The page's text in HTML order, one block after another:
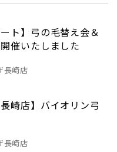
ト】弓の毛替え会＆
催いたしました
長崎店
崎店】バイオリン弓
長崎店